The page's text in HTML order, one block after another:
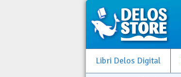
Libri Delos Digital